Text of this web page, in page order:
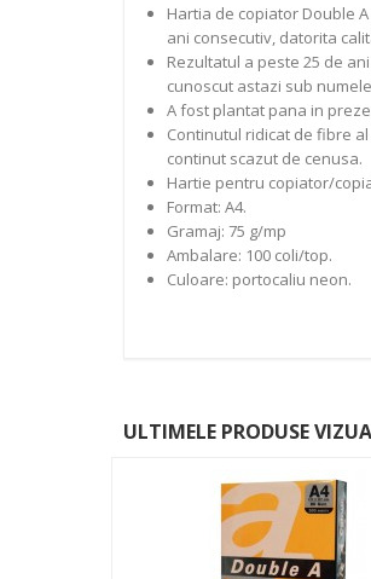
Hartia de copiator Double
ani consecutiv, datorita
Rezultatul a peste 25 de
cunoscut astazi sub
A fost plantat pana in
Continutul ridicat de fibre
continut scazut de cenusa.
Hartie pentru copiator/
Format: A4.
Gramaj: 75 g/mp
Ambalare: 100 coli/top.
Culoare: portocaliu neon.
ULTIMELE PRODUSE